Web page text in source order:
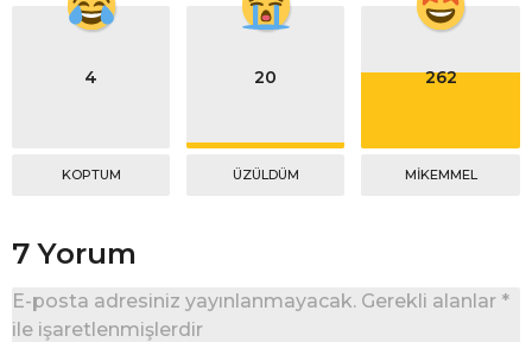
4
KOPTUM
20
ÜZÜLDÜM
262
MIKEMMEL
7 Yorum
E-posta adresiniz yayınlanmayacak. Gerekli alanlar *
ile işaretlenmişlerdir